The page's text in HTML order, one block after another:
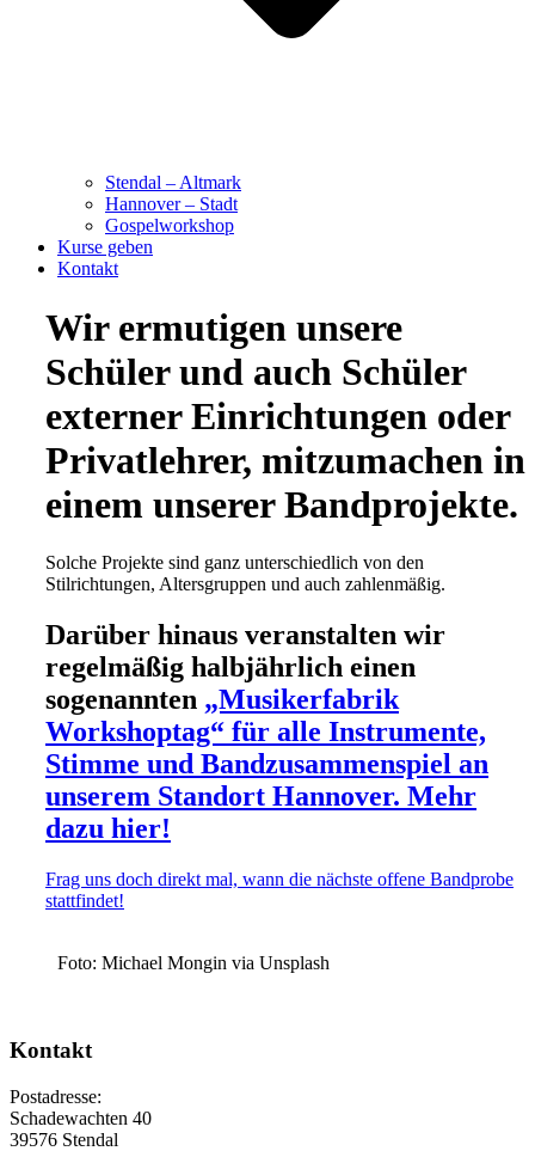
Stendal – Altmark
Hannover – Stadt
Gospelworkshop
Kurse geben
Kontakt
Wir ermutigen unsere
Schüler und auch Schüler
externer Einrichtungen oder
Privatlehrer, mitzumachen in
einem unserer Bandprojekte.
Solche Projekte sind ganz unterschiedlich von den
Stilrichtungen, Altersgruppen und auch zahlenmäßig.
Darüber hinaus veranstalten wir
regelmäßig halbjährlich einen
sogenannten „Musikerfabrik
Workshoptag“ für alle Instrumente,
Stimme und Bandzusammenspiel an
unserem Standort Hannover. Mehr
dazu hier!
Frag uns doch direkt mal, wann die nächste offene Bandprobe
stattfindet!
Foto: Michael Mongin via Unsplash
Kontakt
Postadresse:
Schadewachten 40
39576 Stendal